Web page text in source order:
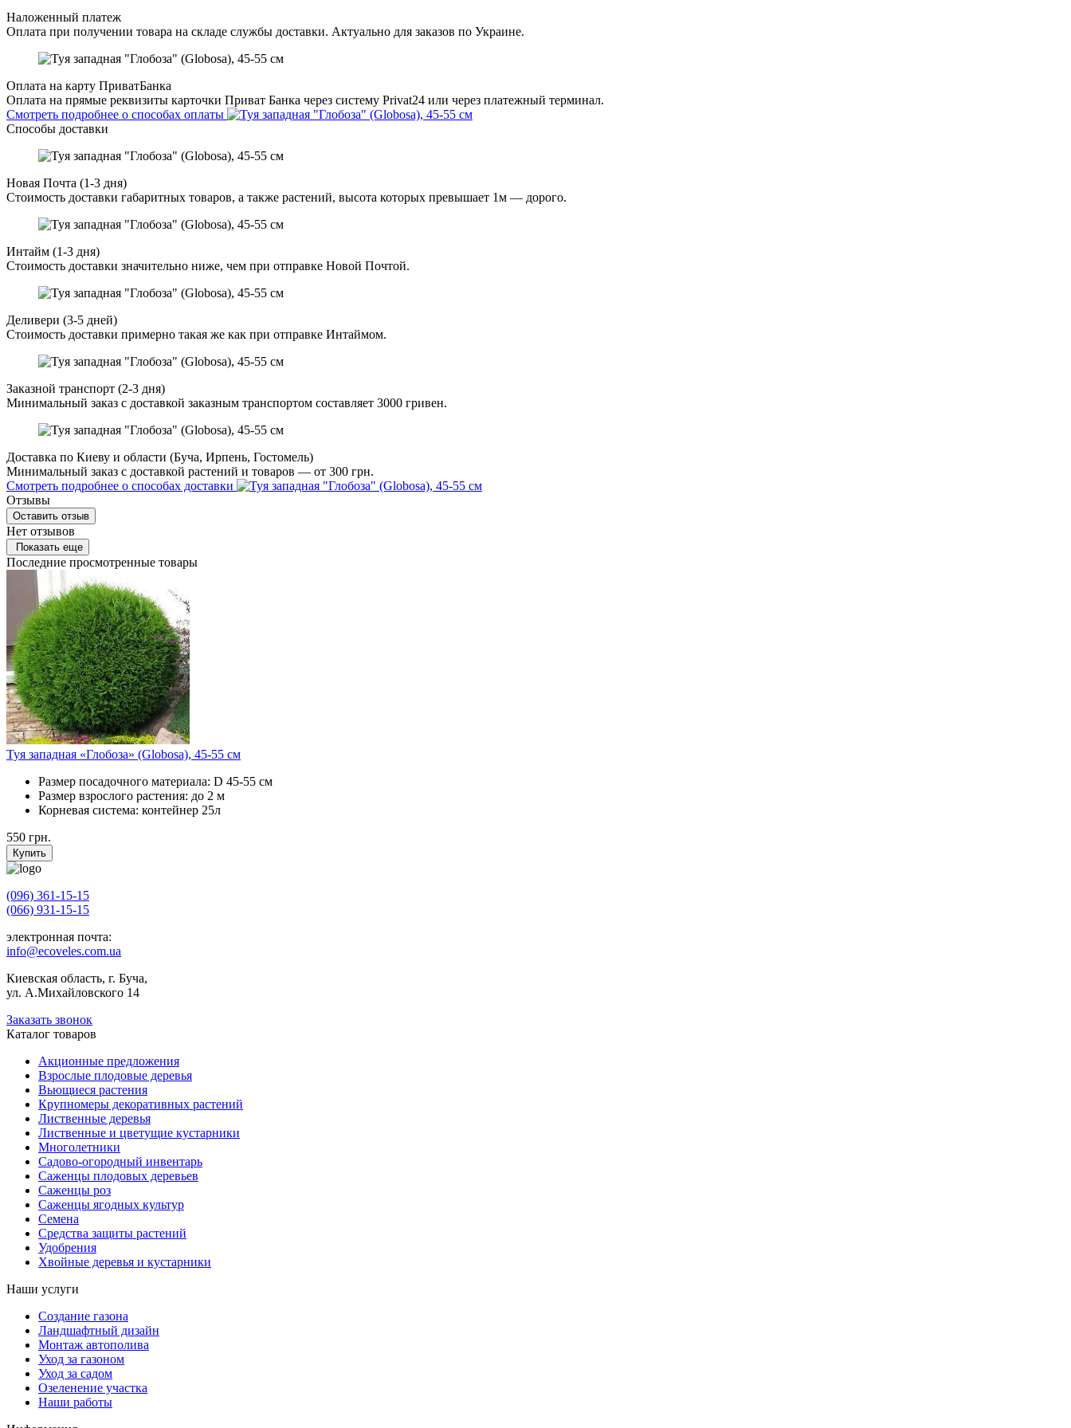
Наложенный платеж
Оплата при получении товара на складе службы доставки. Актуально для заказов по Украине.
Оплата на карту ПриватБанка
Оплата на прямые реквизиты карточки Приват Банка через систему Privat24 или через платежный терминал.
Смотреть подробнее о способах оплаты
Способы доставки
Новая Почта (1-3 дня)
Стоимость доставки габаритных товаров, а также растений, высота которых превышает 1м — дорого.
Интайм (1-3 дня)
Стоимость доставки значительно ниже, чем при отправке Новой Почтой.
Деливери (3-5 дней)
Стоимость доставки примерно такая же как при отправке Интаймом.
Заказной транспорт (2-3 дня)
Минимальный заказ с доставкой заказным транспортом составляет 3000 гривен.
Доставка по Киеву и области (Буча, Ирпень, Гостомель)
Минимальный заказ с доставкой растений и товаров — от 300 грн.
Смотреть подробнее о способах доставки
Отзывы
Оставить отзыв
Нет отзывов
Показать еще
Последние просмотренные товары
Туя западная «Глобоза» (Globosa), 45-55 см
Размер посадочного материала: D 45-55 см
Размер взрослого растения: до 2 м
Корневая система: контейнер 25л
550 грн.
Купить
(096) 361-15-15
(066) 931-15-15
электронная почта:
info@ecoveles.com.ua
Киевская область, г. Буча,
ул. А.Михайловского 14
Заказать звонок
Каталог товаров
Акционные предложения
Взрослые плодовые деревья
Вьющиеся растения
Крупномеры декоративных растений
Лиственные деревья
Лиственные и цветущие кустарники
Многолетники
Садово-огородный инвентарь
Саженцы плодовых деревьев
Саженцы роз
Саженцы ягодных культур
Семена
Средства защиты растений
Удобрения
Хвойные деревья и кустарники
Наши услуги
Создание газона
Ландшафтный дизайн
Монтаж автополива
Уход за газоном
Уход за садом
Озеленение участка
Наши работы